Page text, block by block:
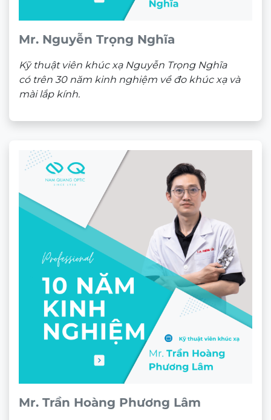
Mr. Nguyễn Trọng Nghĩa
Kỹ thuật viên khúc xạ Nguyễn Trọng Nghĩa
có trên 30 năm kinh nghiệm về đo khúc xạ và
mài lắp kính.
Mr. Trần Hoàng Phương Lâm